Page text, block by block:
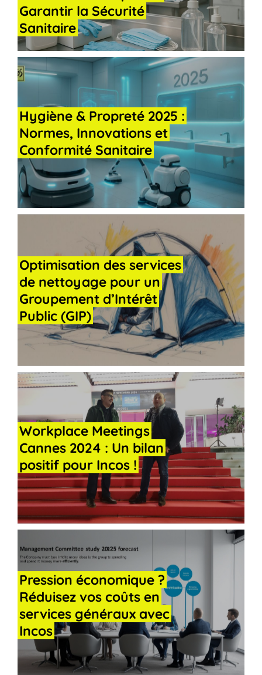
Garantir la Sécurité
Sanitaire
Hygiène & Propreté 2025 :
Normes, Innovations et
Conformité Sanitaire
Optimisation des services
de nettoyage pour un
Groupement d’Intérêt
Public (GIP)
Workplace Meetings
Cannes 2024 : Un bilan
positif pour Incos !
Pression économique ?
Réduisez vos coûts en
services généraux avec
Incos